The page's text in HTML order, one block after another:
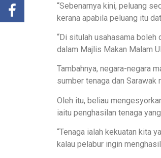
“Sebenarnya kini, peluang
kerana apabila peluang itu
“Di situlah usahasama boleh
dalam Majlis Makan Malam
Tambahnya, negara-negara
sumber tenaga dan Sarawak
Oleh itu, beliau
iaitu penghasilan tenaga
“Tenaga ialah kekuatan kita
kalau pelabur ingin